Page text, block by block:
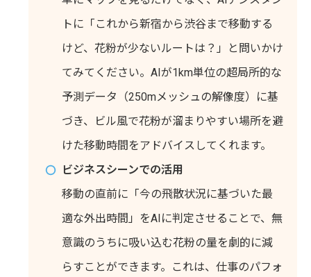
トに「これから新宿から渋谷まで移動する
けど、花粉が少ないルートは？」と問いかけ
てみてください。AIが1km単位の超局所的な
予測データ（250mメッシュの解像度）に基
づき、ビル風で花粉が溜まりやすい場所を避
けた移動時間をアドバイスしてくれます。
ビジネスシーンでの活用
移動の直前に「今の飛散状況に基づいた最
適な外出時間」をAIに判定させることで、無
意識のうちに吸い込む花粉の量を劇的に減
らすことができます。これは、仕事のパフォ